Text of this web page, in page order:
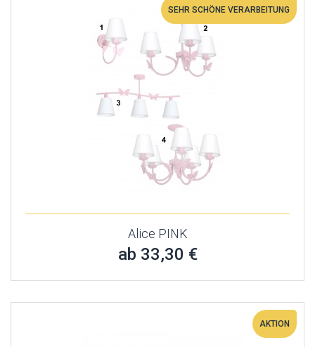
SEHR SCHÖNE VERARBEITUNG
Alice PINK
ab 33,30 €
AKTION